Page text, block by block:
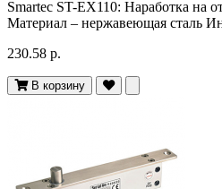
Smartec ST-EX110: Наработка на
Материал – нержавеющая сталь
230.58 р.
В корзину